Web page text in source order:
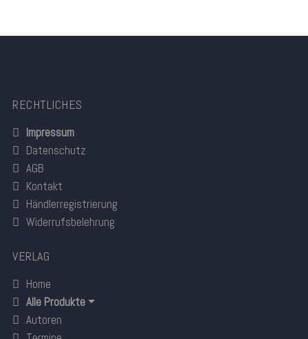
RECHTLICHES
Impressum
Datenschutz
AGB
Kontakt
Händlerregistrierung
Widerrufsbelehrung
VERLAG
Home
Alle Produkte
Autoren